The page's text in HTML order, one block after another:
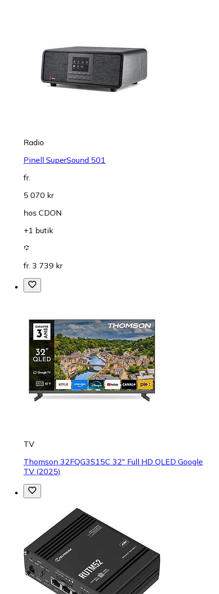
Radio
Pinell SuperSound 501
fr.
5 070 kr
hos CDON
+1 butik
fr. 3 739 kr
TV
Thomson 32FQG3S15C 32" Full HD QLED Google
TV (2025)